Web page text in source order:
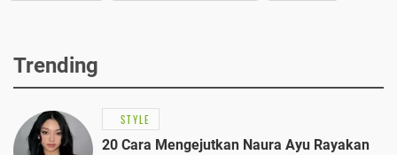
Trending
STYLE
20 Cara Mengejutkan Naura Ayu Rayakan